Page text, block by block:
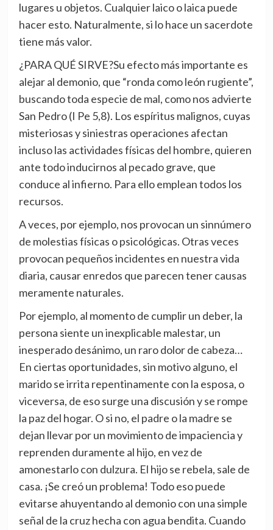
lugares u objetos. Cualquier laico o laica puede
hacer esto. Naturalmente, si lo hace un sacerdote
tiene más valor.
¿PARA QUÉ SIRVE?Su efecto más importante es
alejar al demonio, que “ronda como león rugiente”,
buscando toda especie de mal, como nos advierte
San Pedro (I Pe 5,8). Los espíritus malignos, cuyas
misteriosas y siniestras operaciones afectan
incluso las actividades físicas del hombre, quieren
ante todo inducirnos al pecado grave, que
conduce al infierno. Para ello emplean todos los
recursos.
A veces, por ejemplo, nos provocan un sinnúmero
de molestias físicas o psicológicas. Otras veces
provocan pequeños incidentes en nuestra vida
diaria, causar enredos que parecen tener causas
meramente naturales.
Por ejemplo, al momento de cumplir un deber, la
persona siente un inexplicable malestar, un
inesperado desánimo, un raro dolor de cabeza…
En ciertas oportunidades, sin motivo alguno, el
marido se irrita repentinamente con la esposa, o
viceversa, de eso surge una discusión y se rompe
la paz del hogar. O si no, el padre o la madre se
dejan llevar por un movimiento de impaciencia y
reprenden duramente al hijo, en vez de
amonestarlo con dulzura. El hijo se rebela, sale de
casa. ¡Se creó un problema! Todo eso puede
evitarse ahuyentando al demonio con una simple
señal de la cruz hecha con agua bendita. Cuando